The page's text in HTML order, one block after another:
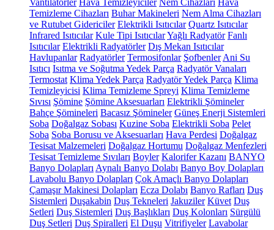
Vantilatörler Hava Temizleyiciler Nem Cihazları Hava
Temizleme Cihazları Buhar Makineleri Nem Alma Cihazları
ve Rutubet Gidericiler Elektrikli Isıtıcılar Quartz Isıtıcılar
Infrared Isıtıcılar Kule Tipi IsıtıcılarYağlı Radyatör Fanlı
Isıtıcılar Elektrikli Radyatörler Dış Mekan Isıtıcılar
Havlupanlar Radyatörler Termosifonlar Şofbenler Ani Su
Isıtıcı Isıtma ve Soğutma Yedek Parça Radyatör Vanaları
Termostat Klima Yedek Parça Radyatör Yedek Parça Klima
Temizleyicisi Klima Temizleme Spreyi Klima Temizleme
Sıvısı Şömine Şömine Aksesuarları Elektrikli Şömineler
Bahçe Şömineleri Bacasız Şömineler Güneş Enerji Sistemleri
Soba Doğalgaz Sobası Kuzine Soba Elektrikli Soba Pelet
Soba Soba Borusu ve Aksesuarları Hava Perdesi Doğalgaz
Tesisat Malzemeleri Doğalgaz Hortumu Doğalgaz Menfezleri
Tesisat Temizleme Sıvıları Boyler Kalorifer Kazanı BANYO
Banyo Dolapları Aynalı Banyo Dolabı Banyo Boy Dolapları
Lavabolu Banyo Dolapları Çok Amaçlı Banyo Dolapları
Çamaşır Makinesi Dolapları Ecza Dolabı Banyo Rafları Duş
Sistemleri Duşakabin Duş Tekneleri Jakuziler Küvet Duş
Setleri Duş Sistemleri Duş Başlıkları Duş Kolonları Sürgülü
Duş Setleri Duş Spiralleri El Duşu Vitrifiyeler Lavabolar